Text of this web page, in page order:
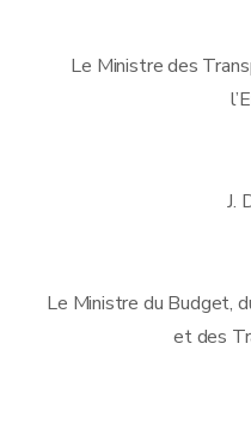
Le Ministre des
J.
Le Ministre du Budget,
et des